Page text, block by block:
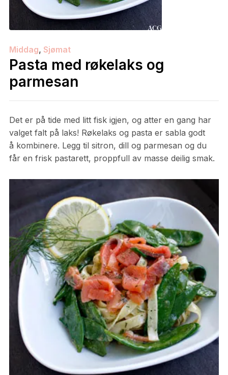
Middag, Sjømat
Pasta med røkelaks og
parmesan
Det er på tide med litt fisk igjen, og atter en gang har
valget falt på laks! Røkelaks og pasta er sabla godt
å kombinere. Legg til sitron, dill og parmesan og du
får en frisk pastarett, proppfull av masse deilig smak.